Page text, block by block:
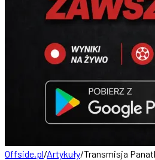
Offside.pl/Artykuły/Transmisja